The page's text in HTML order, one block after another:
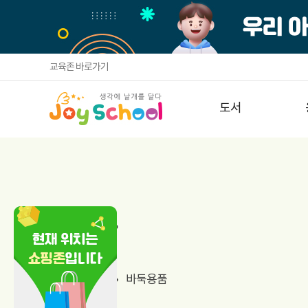
교육존 바로가기
도서
용품
용품 바둑용품